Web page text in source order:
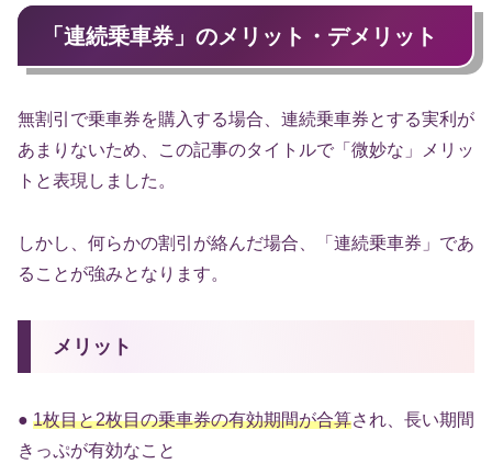
「連続乗車券」のメリット・デメリット
無割引で乗車券を購入する場合、連続乗車券とする実利が
あまりないため、この記事のタイトルで「微妙な」メリッ
トと表現しました。
しかし、何らかの割引が絡んだ場合、「連続乗車券」であ
ることが強みとなります。
メリット
● 1枚目と2枚目の乗車券の有効期間が合算され、長い期間
きっぷが有効なこと